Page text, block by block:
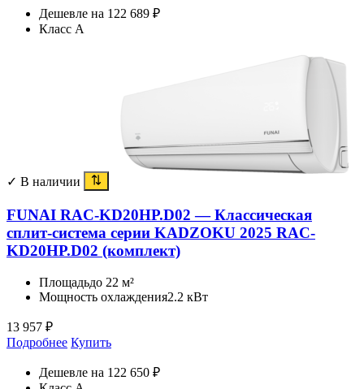
Дешевле на 122 689 ₽
Класс A
✓ В наличии
FUNAI RAC-KD20HP.D02 — Классическая
сплит-система серии KADZOKU 2025 RAC-
KD20HP.D02 (комплект)
Площадьдо 22 м²
Мощность охлаждения2.2 кВт
13 957 ₽
Подробнее Купить
Дешевле на 122 650 ₽